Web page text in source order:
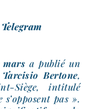
a publié un
Bertone,
​Siège, inti­tu­lé
pas ».